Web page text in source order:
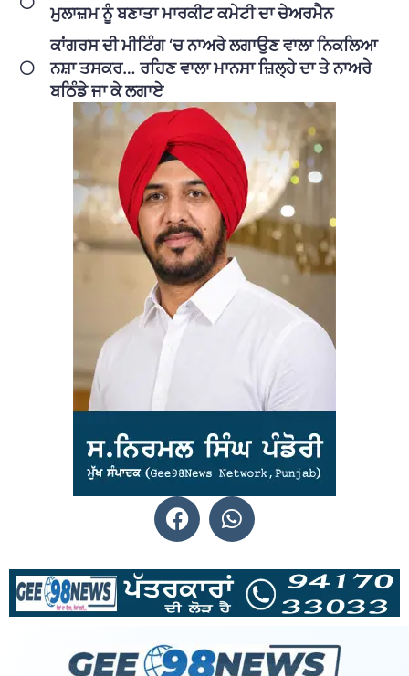
ਮੁਲਾਜ਼ਮ ਨੂੰ ਬਣਾਤਾ ਮਾਰਕੀਟ ਕਮੇਟੀ ਦਾ ਚੇਅਰਮੈਨ
ਕਾਂਗਰਸ ਦੀ ਮੀਟਿੰਗ ‘ਚ ਨਾਅਰੇ ਲਗਾਉਣ ਵਾਲਾ ਨਿਕਲਿਆ
ਨਸ਼ਾ ਤਸਕਰ… ਰਹਿਣ ਵਾਲਾ ਮਾਨਸਾ ਜ਼ਿਲ੍ਹੇ ਦਾ ਤੇ ਨਾਅਰੇ
ਬਠਿੰਡੇ ਜਾ ਕੇ ਲਗਾਏ